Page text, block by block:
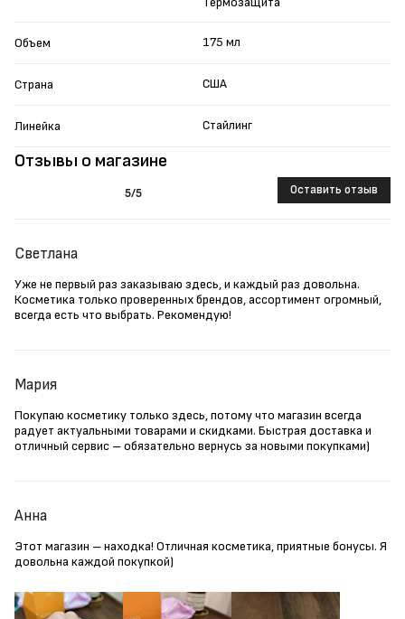
Отзывы о магазине
5/5 Оставить отзыв
Светлана
Уже не первый раз заказываю здесь, и каждый раз довольна.
Косметика только проверенных брендов, ассортимент огромный,
всегда есть что выбрать. Рекомендую!
Мария
Покупаю косметику только здесь, потому что магазин всегда
радует актуальными товарами и скидками. Быстрая доставка и
отличный сервис – обязательно вернусь за новыми покупками)
Анна
Этот магазин – находка! Отличная косметика, приятные бонусы. Я
довольна каждой покупкой)
Объем 175 мл
Страна США
Линейка Стайлинг